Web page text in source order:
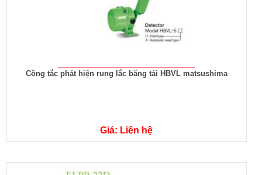
Công tắc phát hiện rung lắc băng tải HBVL matsushima
Giá: Liên hệ